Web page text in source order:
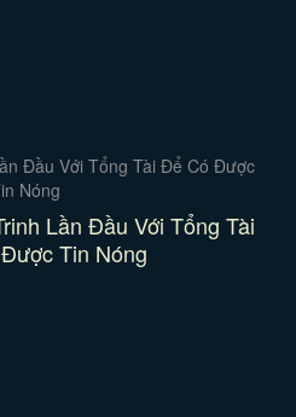
Lần Đầu Với Tổng Tài
Tin Nóng